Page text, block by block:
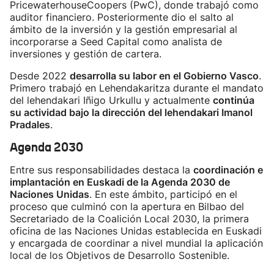
PricewaterhouseCoopers (PwC), donde trabajó como
auditor financiero. Posteriormente dio el salto al
ámbito de la inversión y la gestión empresarial al
incorporarse a Seed Capital como analista de
inversiones y gestión de cartera.
Desde 2022 desarrolla su labor en el Gobierno Vasco.
Primero trabajó en Lehendakaritza durante el mandato
del lehendakari Iñigo Urkullu y actualmente continúa
su actividad bajo la dirección del lehendakari Imanol
Pradales.
Agenda 2030
Entre sus responsabilidades destaca la coordinación e
implantación en Euskadi de la Agenda 2030 de
Naciones Unidas. En este ámbito, participó en el
proceso que culminó con la apertura en Bilbao del
Secretariado de la Coalición Local 2030, la primera
oficina de las Naciones Unidas establecida en Euskadi
y encargada de coordinar a nivel mundial la aplicación
local de los Objetivos de Desarrollo Sostenible.